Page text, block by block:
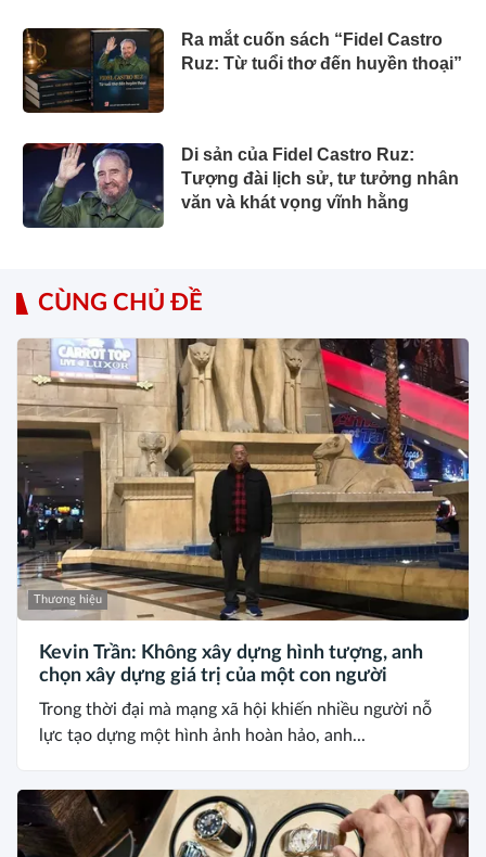
Ra mắt cuốn sách “Fidel Castro
Ruz: Từ tuổi thơ đến huyền thoại”
Di sản của Fidel Castro Ruz:
Tượng đài lịch sử, tư tưởng nhân
văn và khát vọng vĩnh hằng
CÙNG CHỦ ĐỀ
Thương hiệu
Kevin Trần: Không xây dựng hình tượng, anh
chọn xây dựng giá trị của một con người
Trong thời đại mà mạng xã hội khiến nhiều người nỗ
lực tạo dựng một hình ảnh hoàn hảo, anh...